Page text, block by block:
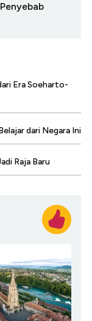
Era Soeharto-
dari Negara Ini
Raja Baru